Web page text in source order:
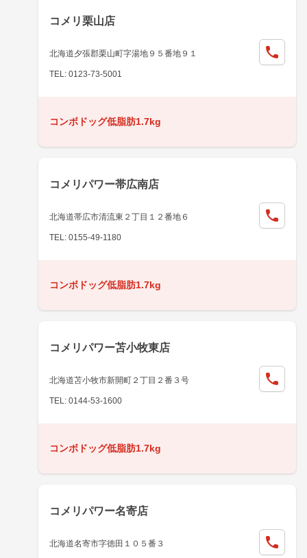
コメリ栗山店
北海道夕張郡栗山町字湯地９５番地９１
TEL: 0123-73-5001
コンボドッグ低脂肪1.7kg
コメリパワー帯広南店
北海道帯広市清流東２丁目１２番地６
TEL: 0155-49-1180
コンボドッグ低脂肪1.7kg
コメリパワー苫小牧東店
北海道苫小牧市新開町２丁目２番３号
TEL: 0144-53-1600
コンボドッグ低脂肪1.7kg
コメリパワー名寄店
北海道名寄市字徳田１０５番３